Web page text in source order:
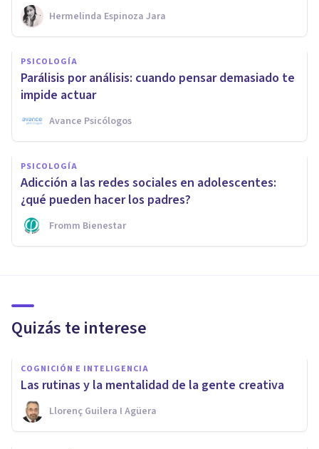
Hermelinda Espinoza Jara
PSICOLOGÍA
Parálisis por análisis: cuando pensar demasiado te
impide actuar
Avance Psicólogos
PSICOLOGÍA
Adicción a las redes sociales en adolescentes:
¿qué pueden hacer los padres?
Fromm Bienestar
Quizás te interese
COGNICIÓN E INTELIGENCIA
Las rutinas y la mentalidad de la gente creativa
Llorenç Guilera I Agüera